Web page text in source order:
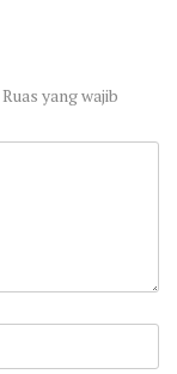
Ruas yang wajib